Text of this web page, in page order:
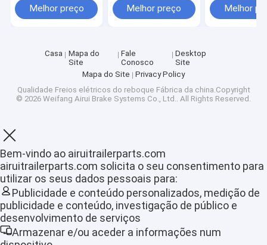
Casa
Produtos
Show de RV
12.25*3.375
Melhor preço
12.25*3.375
Melhor preço
polegadas
freio do
Melhor
Casa
Mapa do
Site
Fale
Conosco
Desktop
Site
Mapa do Site
Privacy Policy
Qualidade Freios elétricos do reboque Fábrica da china.Copyright
© 2026 Weifang Airui Brake Systems Co., Ltd.. All Rights Reserved.
Bem-vindo ao airuitrailerparts.com
airuitrailerparts.com solicita o seu consentimento para
utilizar os seus dados pessoais para:
Publicidade e conteúdo personalizados, medição de
publicidade e conteúdo, investigação de público e
desenvolvimento de serviços
Armazenar e/ou aceder a informações num